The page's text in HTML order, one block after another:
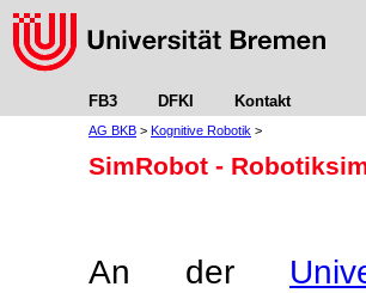
FB3 DFKI Kontakt
AG BKB > Kognitive Robotik >
SimRobot -
An der